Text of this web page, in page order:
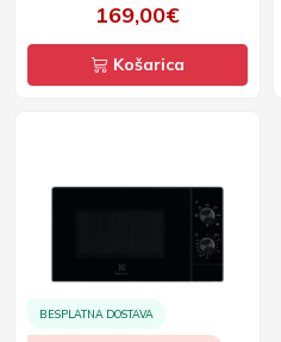
169,00€
Košarica
BESPLATNA DOSTAVA